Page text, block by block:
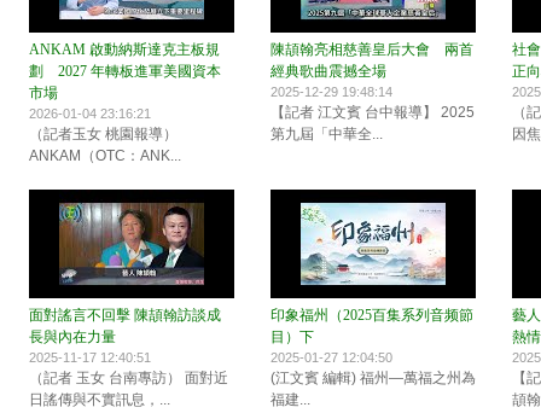
ANKAM 啟動納斯達克主板規
劃 2027 年轉板進軍美國資本
市場
2026-01-04 23:16:21
（記者玉女 桃園報導）
ANKAM（OTC：ANK...
陳頡翰亮相慈善皇后大會 兩首
經典歌曲震撼全場
2025-12-29 19:48:14
【記者 江文賓 台中報導】 2025
第九屆「中華全...
社
正
（
因
面對謠言不回擊 陳頡翰訪談成
長與內在力量
2025-11-17 12:40:51
（記者 玉女 台南專訪） 面對近
日謠傳與不實訊息，...
印象福州（2025百集系列音频節
目）下
2025-01-27 12:04:50
(江文賓 編輯) 福州—萬福之州為
福建...
藝
熱
【
頡